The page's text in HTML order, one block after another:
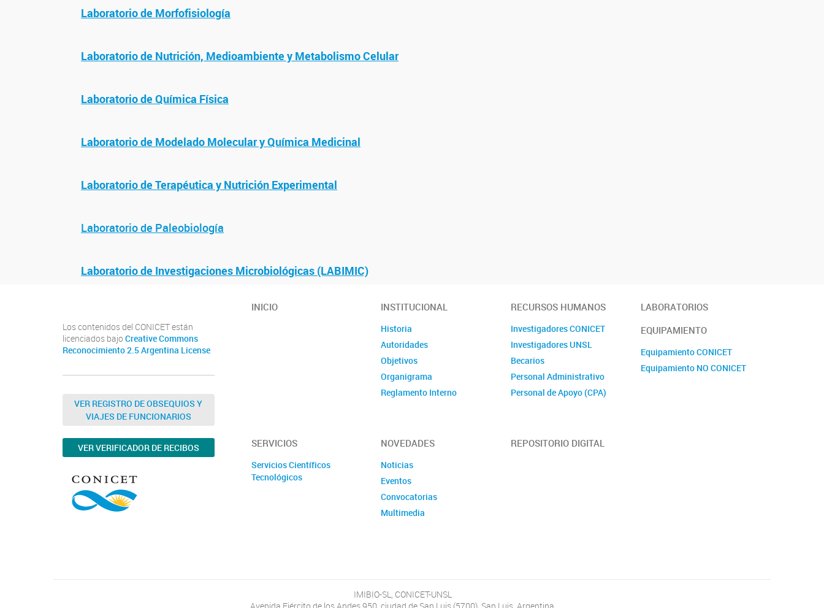
Laboratorio de Morfofisiología
Laboratorio de Nutrición, Medioambiente y Metabolismo Celular
Laboratorio de Química Física
Laboratorio de Modelado Molecular y Química Medicinal
Laboratorio de Terapéutica y Nutrición Experimental
Laboratorio de Paleobiología
Laboratorio de Investigaciones Microbiológicas (LABIMIC)
Los contenidos del CONICET están
licenciados bajo Creative Commons
Reconocimiento 2.5 Argentina License
VER REGISTRO DE OBSEQUIOS Y
VIAJES DE FUNCIONARIOS
VER VERIFICADOR DE RECIBOS
INICIO INSTITUCIONAL
Historia
Autoridades
Objetivos
Organigrama
Reglamento Interno
RECURSOS HUMANOS
Investigadores CONICET
Investigadores UNSL
Becarios
Personal Administrativo
Personal de Apoyo (CPA)
LABORATORIOS
EQUIPAMIENTO
Equipamiento CONICET
Equipamiento NO CONICET
SERVICIOS
Servicios Científicos
Tecnológicos
NOVEDADES
Noticias
Eventos
Convocatorias
Multimedia
REPOSITORIO DIGITAL
IMIBIO-SL, CONICET-UNSL